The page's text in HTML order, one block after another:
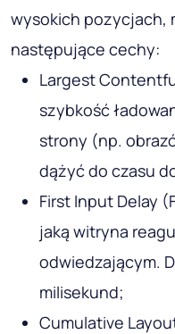
wysokich pozycjach,
następujące cechy:
Largest
szybkość
strony (np.
dążyć do czasu
First Input Delay
jaką witryna
odwiedzającym.
milisekund;
Cumulative